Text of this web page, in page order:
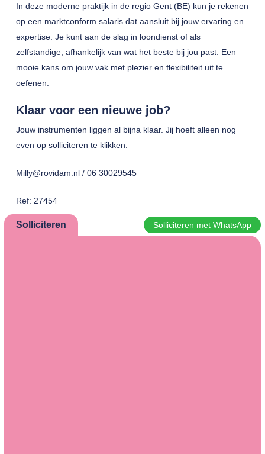
In deze moderne praktijk in de regio Gent (BE) kun je rekenen
op een marktconform salaris dat aansluit bij jouw ervaring en
expertise. Je kunt aan de slag in loondienst of als
zelfstandige, afhankelijk van wat het beste bij jou past. Een
mooie kans om jouw vak met plezier en flexibiliteit uit te
oefenen.
Klaar voor een nieuwe job?
Jouw instrumenten liggen al bijna klaar. Jij hoeft alleen nog
even op solliciteren te klikken.
Milly@rovidam.nl / 06 30029545
Ref: 27454
Solliciteren Solliciteren met WhatsApp